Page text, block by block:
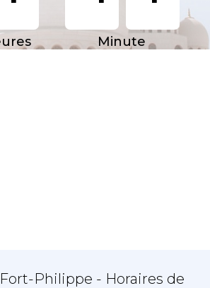
Minute
Philippe - Horaires de